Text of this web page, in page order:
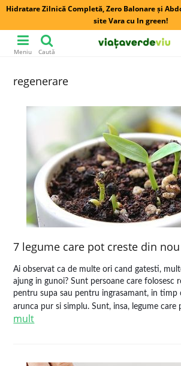
Hidratare Zilnică Completă, Zero Balonare și
site Vara cu In green!
Meniu Caută
regenerare
7 legume care pot creste din nou
Ai observat ca de multe ori cand gatesti,
ajung in gunoi? Sunt persoane care folosesc
pentru supa sau pentru ingrasamant, in timp
arunca pur si simplu. Sunt, insa, legume care
mult